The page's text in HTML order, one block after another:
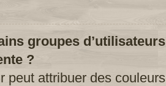
groupes
?
peut attribuer des